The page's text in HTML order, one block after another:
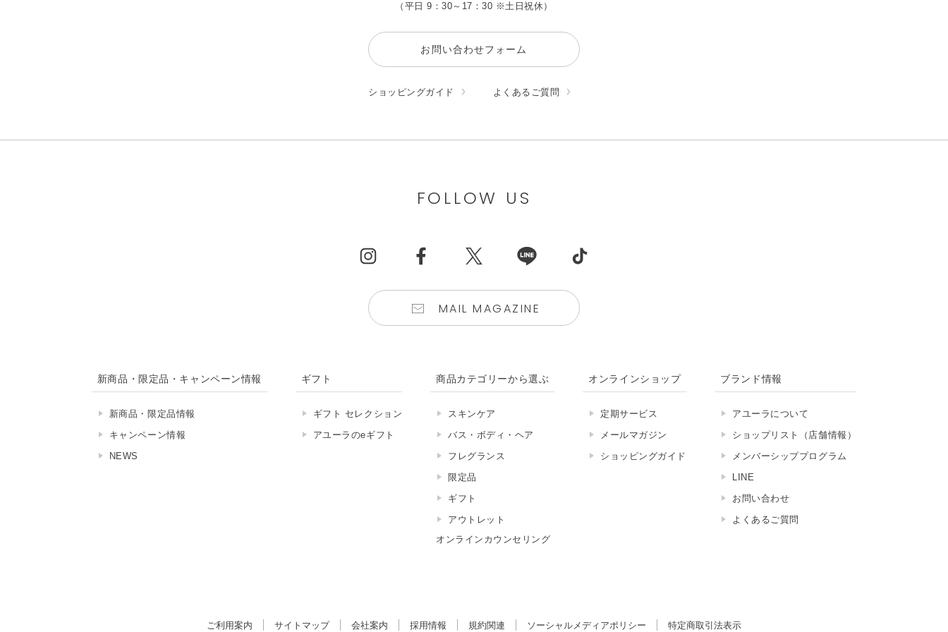
（平日 9：30～17：30 ※土日祝休）
お問い合わせフォーム
ショッピングガイド よくあるご質問
FOLLOW US
MAIL MAGAZINE
新商品・限定品・キャンペーン情報
新商品・限定品情報
キャンペーン情報
NEWS
ギフト
ギフト セレクション
アユーラのeギフト
商品カテゴリーから選ぶ
スキンケア
バス・ボディ・ヘア
フレグランス
限定品
ギフト
アウトレット
オンラインカウンセリング
オンラインショップ
定期サービス
メールマガジン
ショッピングガイド
ブランド情報
アユーラについて
ショップリスト（店舗情報）
メンバーシッププログラム
LINE
お問い合わせ
よくあるご質問
ご利用案内 サイトマップ 会社案内 採用情報 規約関連 ソーシャルメディアポリシー 特定商取引法表示